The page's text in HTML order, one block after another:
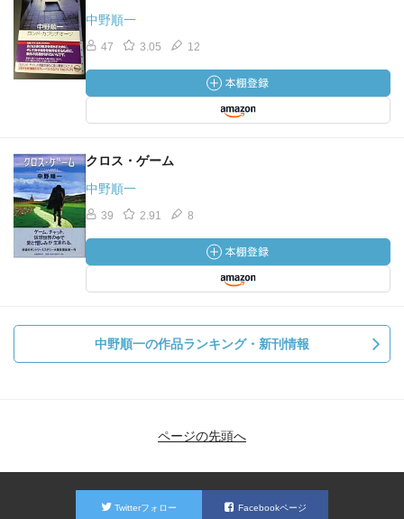
中野順一
47 3.05 12
クロス・ゲーム
中野順一
39 2.91 8
中野順一の作品ランキング・新刊情報
ページの先頭へ
Twitterフォロー Facebookページ